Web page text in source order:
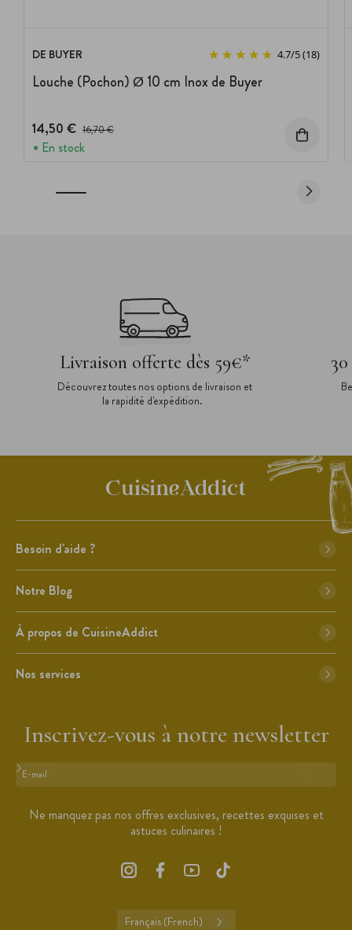
DE BUYER 4.7/5(18)
Louche (Pochon) Ø 10 cm Inox de Buyer
14,50 € Prix avant réduction :
16,70 €
En stock
Livraison offerte dès 59€*
Découvrez toutes nos options de livraison et
la rapidité d'expédition.
Besoin d'aide ?
Notre Blog
À propos de CuisineAddict
Nos services
Inscrivez-vous à notre newsletter
Format : adresse@email.com
Ne manquez pas nos offres exclusives, recettes exquises et
astuces culinaires !
Français (French)